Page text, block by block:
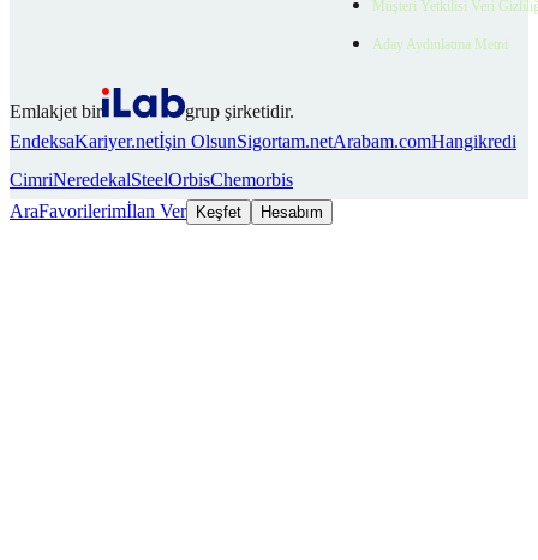
Müşteri Yetkilisi Veri
Aday Aydınlatma Metni
Emlakjet bir
grup şirketidir.
EndeksaKariyer.netİşin OlsunSigortam.netArabam.comHangikredi
CimriNeredekalSteelOrbisChemorbis
AraFavorilerimİlan Ver Keşfet Hesabım